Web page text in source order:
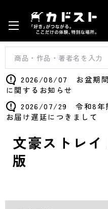
2026/08/07 お盆期間
に関するお知らせ
2026/07/29 令和8年
お届け遅延につきまして
文豪ストレ
版